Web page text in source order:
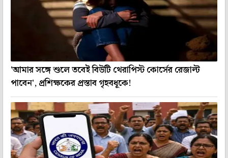
'আমার সঙ্গে শুলে তবেই বিউটি থেরাপিস্ট কোর্সের রেজাল্ট
পাবেন', প্রশিক্ষকের প্রস্তাব গৃহবধূকে!